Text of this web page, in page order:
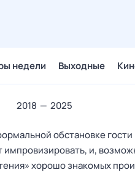
недели Выходные
2018 — 2025
обстановке
импровизировать, и,
хорошо знакомых